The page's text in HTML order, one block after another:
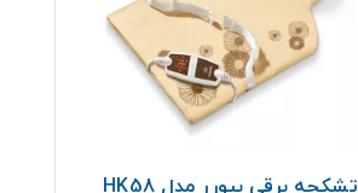
تشکچه برقی بیورر مدل HK58